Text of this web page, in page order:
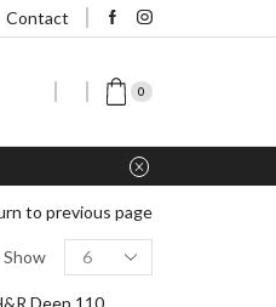
Contact
0
to previous page
Show